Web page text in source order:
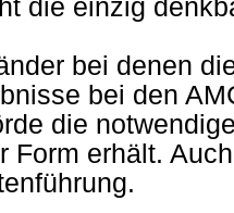
die einzig
bei denen
bei den
die
Form erhält.